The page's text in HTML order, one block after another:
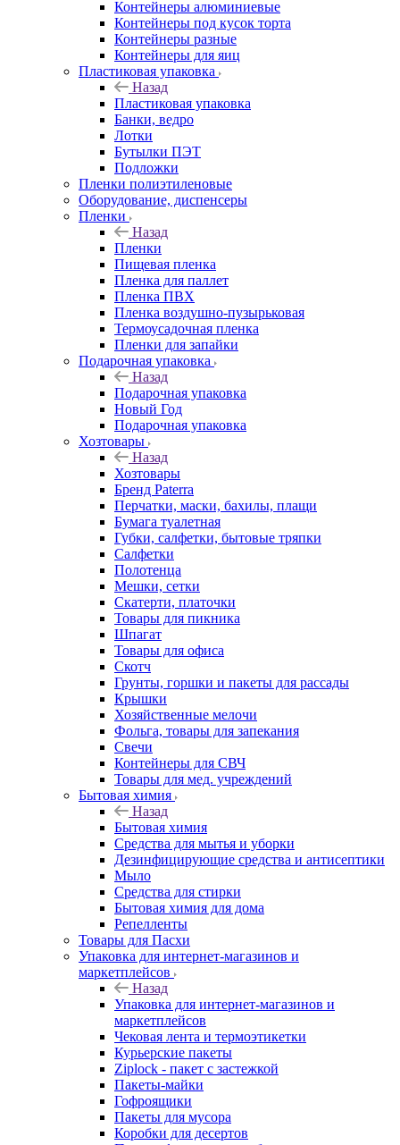
Контейнеры алюминиевые
Контейнеры под кусок торта
Контейнеры разные
Контейнеры для яиц
Пластиковая упаковка
Назад
Пластиковая упаковка
Банки, ведро
Лотки
Бутылки ПЭТ
Подложки
Пленки полиэтиленовые
Оборудование, диспенсеры
Пленки
Назад
Пленки
Пищевая пленка
Пленка для паллет
Пленка ПВХ
Пленка воздушно-пузырьковая
Термоусадочная пленка
Пленки для запайки
Подарочная упаковка
Назад
Подарочная упаковка
Новый Год
Подарочная упаковка
Хозтовары
Назад
Хозтовары
Бренд Paterra
Перчатки, маски, бахилы, плащи
Бумага туалетная
Губки, салфетки, бытовые тряпки
Салфетки
Полотенца
Мешки, сетки
Скатерти, платочки
Товары для пикника
Шпагат
Товары для офиса
Скотч
Грунты, горшки и пакеты для рассады
Крышки
Хозяйственные мелочи
Фольга, товары для запекания
Свечи
Контейнеры для СВЧ
Товары для мед. учреждений
Бытовая химия
Назад
Бытовая химия
Средства для мытья и уборки
Дезинфицирующие средства и антисептики
Мыло
Средства для стирки
Бытовая химия для дома
Репелленты
Товары для Пасхи
Упаковка для интернет-магазинов и
маркетплейсов
Назад
Упаковка для интернет-магазинов и
маркетплейсов
Чековая лента и термоэтикетки
Курьерские пакеты
Ziplock - пакет с застежкой
Пакеты-майки
Гофроящики
Пакеты для мусора
Коробки для десертов